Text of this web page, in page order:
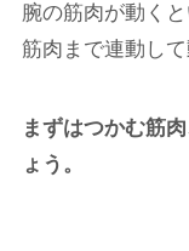
腕の筋肉が動く
筋肉まで連動して
まずはつかむ筋
ょう。